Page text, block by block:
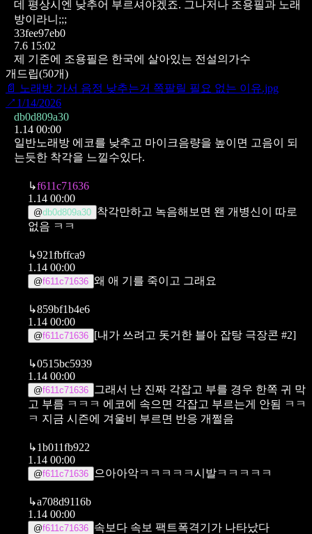
데 평상시엔 낮추어 부르셔야겠죠. 그나저나 조용필과 노래
방이라니;;;
33fee97eb0
7.6 15:02
제 기준에 조용필은 한국에 살아있는 전설의가수
개드립(50개)
📄
노래방 가서 음정 낮추는거 쪽팔릴 필요 없는 이유.jpg
↗ 1/14/2026
db0d809a30
1.14 00:00
일반노래방 에코를 낮추고 마이크음량을 높이면 고음이 되
는듯한 착각을 느낄수있다.
↳f611c71636
1.14 00:00
@db0d809a30 착각만하고 녹음해보면 왠 개병신이 따로
없음 ㅋㅋ
↳921fbffca9
1.14 00:00
@f611c71636 왜 애 기를 죽이고 그래요
↳859bf1b4e6
1.14 00:00
@f611c71636 [내가 쓰려고 돗거한 블아 잡탕 극장콘 #2]
↳0515bc5939
1.14 00:00
@f611c71636
그래서 난 진짜 각잡고 부를 경우 한쪽 귀 막
고 부름 ㅋㅋㅋ 에코에 속으면 각잡고 부르는게 안됨 ㅋㅋ
ㅋ 지금 시즌에 겨울비 부르면 반응 개쩔음
↳1b011fb922
1.14 00:00
@f611c71636 으아아악ㅋㅋㅋㅋㅋ시발ㅋㅋㅋㅋㅋ
↳a708d9116b
1.14 00:00
@f611c71636 속보다 속보 팩트폭격기가 나타났다